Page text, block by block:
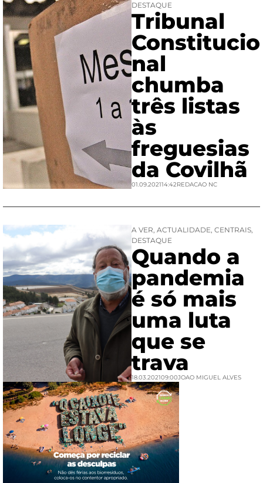
DESTAQUE
Tribunal
Constitucio
nal
chumba
três listas
às
freguesias
da Covilhã
01.09.202114:42REDACAO NC
A VER, ACTUALIDADE, CENTRAIS,
DESTAQUE
Quando a
pandemia
é só mais
uma luta
que se
trava
18.03.202109:00JOAO MIGUEL ALVES